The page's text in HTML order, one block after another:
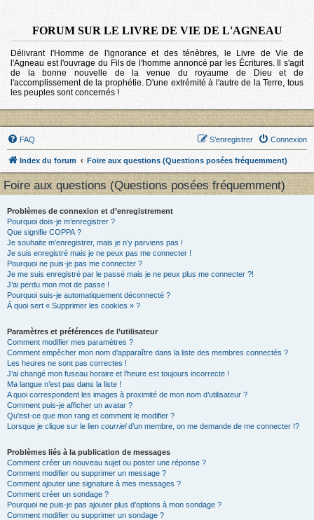
FORUM SUR LE LIVRE DE VIE DE L'AGNEAU
Délivrant l'Homme de l'ignorance et des ténèbres, le Livre de Vie de
l'Agneau est l'ouvrage du Fils de l'homme annoncé par les Écritures. Il s'agit
de la bonne nouvelle de la venue du royaume de Dieu et de
l'accomplissement de la prophétie. D'une extrémité à l'autre de la Terre, tous
les peuples sont concernés !
FAQ Connexion
S’enregistrer
Index du forum Foire aux questions (Questions posées fréquemment)
Foire aux questions (Questions posées fréquemment)
Problèmes de connexion et d’enregistrement
Pourquoi dois-je m’enregistrer ?
Que signifie COPPA ?
Je souhaite m’enregistrer, mais je n’y parviens pas !
Je suis enregistré mais je ne peux pas me connecter !
Pourquoi ne puis-je pas me connecter ?
Je me suis enregistré par le passé mais je ne peux plus me connecter ?!
J’ai perdu mon mot de passe !
Pourquoi suis-je automatiquement déconnecté ?
À quoi sert « Supprimer les cookies » ?
Paramètres et préférences de l’utilisateur
Comment modifier mes paramètres ?
Comment empêcher mon nom d’apparaître dans la liste des membres connectés ?
Les heures ne sont pas correctes !
J’ai changé mon fuseau horaire et l’heure est toujours incorrecte !
Ma langue n’est pas dans la liste !
A quoi correspondent les images à proximité de mon nom d’utilisateur ?
Comment puis-je afficher un avatar ?
Qu’est-ce que mon rang et comment le modifier ?
Lorsque je clique sur le lien courrield’un membre, on me demande de me connecter !?
Problèmes liés à la publication de messages
Comment créer un nouveau sujet ou poster une réponse ?
Comment modifier ou supprimer un message ?
Comment ajouter une signature à mes messages ?
Comment créer un sondage ?
Pourquoi ne puis-je pas ajouter plus d’options à mon sondage ?
Comment modifier ou supprimer un sondage ?